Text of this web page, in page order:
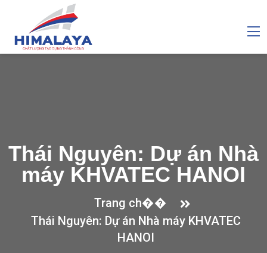
Thái Nguyên: Dự án Nhà
máy KHVATEC HANOI
Trang ch��
Thái Nguyên: Dự án Nhà máy KHVATEC
HANOI